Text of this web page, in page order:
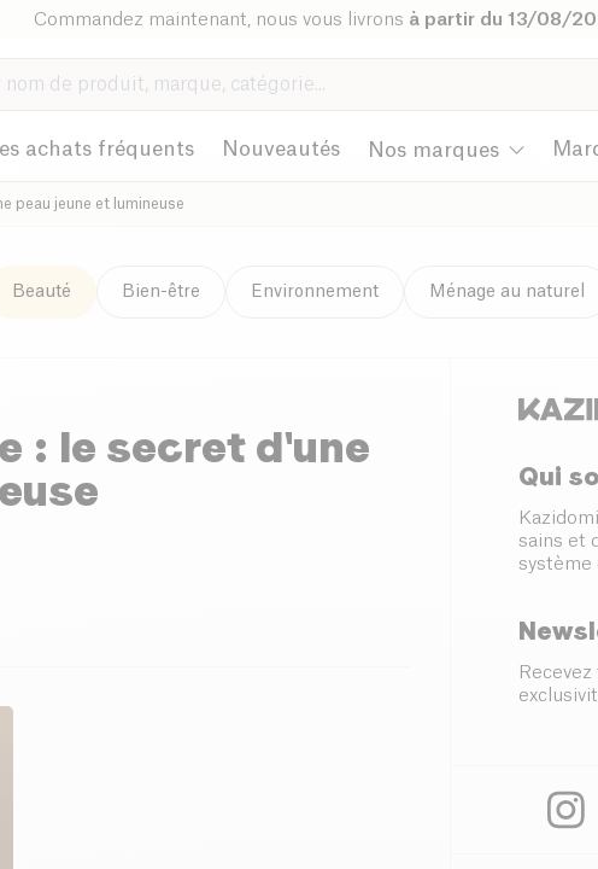
Commandez maintenant, nous vous livrons à partir du 13/08/
achats fréquents Nouveautés Nos marques
peau jeune et lumineuse
Beauté Bien-être Environnement Ménage au naturel
: le secret d'une
Qui
sains et
système